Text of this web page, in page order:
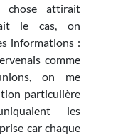
chose attirait
le cas, on
informations :
comme
on me
particulière
les
car chaque